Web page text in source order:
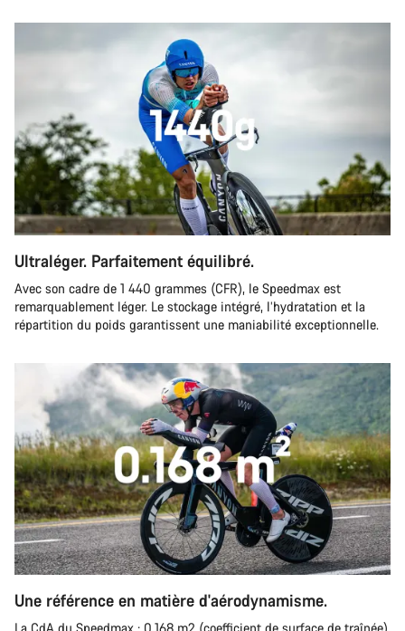
Ultraléger. Parfaitement équilibré.
Avec son cadre de 1 440 grammes (CFR), le Speedmax est
remarquablement léger. Le stockage intégré, l’hydratation et la
répartition du poids garantissent une maniabilité exceptionnelle.
Une référence en matière d'aérodynamisme.